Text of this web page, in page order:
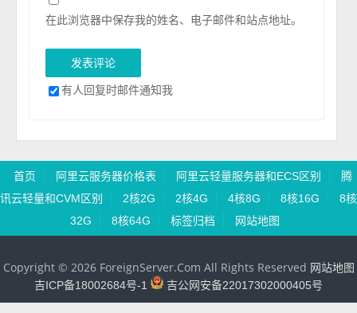
在此浏览器中保存我的姓名、电子邮件和站点地址。
有人回复时邮件通知我
首页 阿里云服务器价格表 阿里云轻量服务器和ECS区别
腾
讯云轻量和CVM区别
2核2G 2核4G 4核8G 8核16G
8核
32G
8核64G 标签归档 网站地图
Copyright © 2026 ForeignServer.Com All Rights Reserved 网站地图
吉ICP备18002684号-1
吉公网安备22017302000405号